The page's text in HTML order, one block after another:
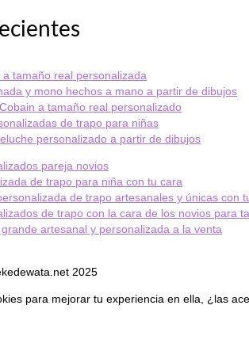
tamaño real personalizada
y mono hechos a mano a partir de dibujos
a tamaño real personalizado
de trapo para niñas
personalizado a partir de dibujos
2025
para mejorar tu experiencia en ella, ¿las